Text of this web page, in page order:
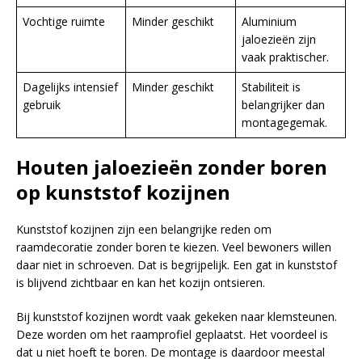
Vochtige ruimte
Minder geschikt
Aluminium
jaloezieën zijn
vaak praktischer.
Dagelijks intensief
gebruik
Minder geschikt
Stabiliteit is
belangrijker dan
montagegemak.
Houten jaloezieën zonder boren
op kunststof kozijnen
Kunststof kozijnen zijn een belangrijke reden om
raamdecoratie zonder boren te kiezen. Veel bewoners willen
daar niet in schroeven. Dat is begrijpelijk. Een gat in kunststof
is blijvend zichtbaar en kan het kozijn ontsieren.
Bij kunststof kozijnen wordt vaak gekeken naar klemsteunen.
Deze worden om het raamprofiel geplaatst. Het voordeel is
dat u niet hoeft te boren. De montage is daardoor meestal